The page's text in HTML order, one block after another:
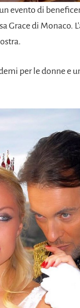
evento di
Grace di Monaco.
per le donne